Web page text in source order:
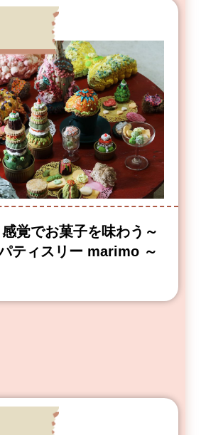
覚でお菓子を味わう～
ティスリー marimo ～